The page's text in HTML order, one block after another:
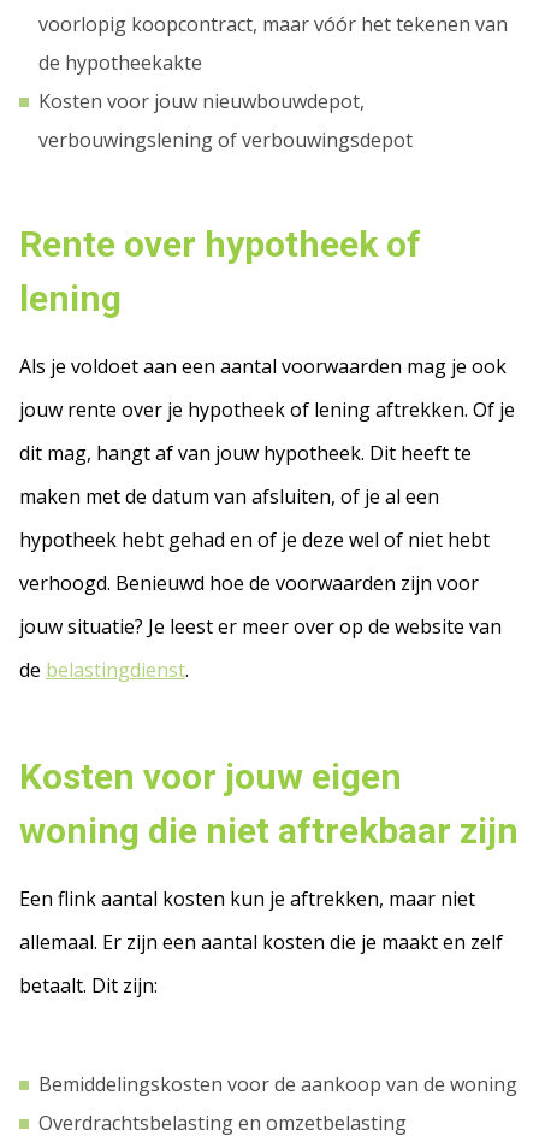
voorlopig koopcontract, maar vóór het tekenen van
de hypotheekakte
Kosten voor jouw nieuwbouwdepot,
verbouwingslening of verbouwingsdepot
Rente over hypotheek of
lening
Als je voldoet aan een aantal voorwaarden mag je ook
jouw rente over je hypotheek of lening aftrekken. Of je
dit mag, hangt af van jouw hypotheek. Dit heeft te
maken met de datum van afsluiten, of je al een
hypotheek hebt gehad en of je deze wel of niet hebt
verhoogd. Benieuwd hoe de voorwaarden zijn voor
jouw situatie? Je leest er meer over op de website van
de belastingdienst.
Kosten voor jouw eigen
woning die niet aftrekbaar zijn
Een flink aantal kosten kun je aftrekken, maar niet
allemaal. Er zijn een aantal kosten die je maakt en zelf
betaalt. Dit zijn:
Bemiddelingskosten voor de aankoop van de woning
Overdrachtsbelasting en omzetbelasting